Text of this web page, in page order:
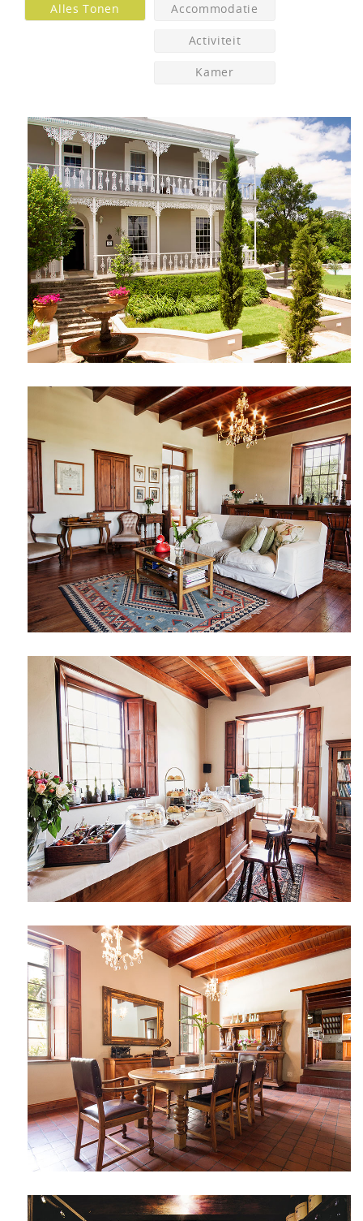
Alles Tonen Accommodatie
Activiteit
Kamer